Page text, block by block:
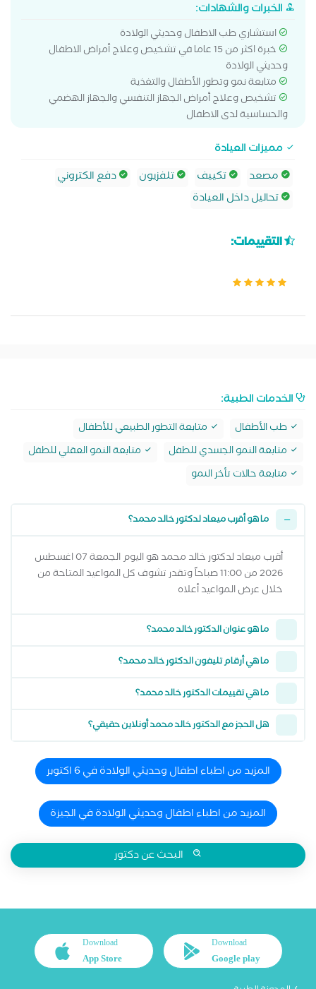
الخبرات والشهادات:
استشاري طب الاطفال وحديثي الولادة
خبرة اكثر من 15 عاما في تشخيص وعلاج أمراض الاطفال
وحديثي الولادة
متابعة نمو وتطور الأطفال والتغذية
تشخيص وعلاج أمراض الجهاز التنفسي والجهاز الهضمي
والحساسية لدى الاطفال
مميزات العيادة
مصعد
تكييف تلفزيون
دفع الكتروني
تحاليل داخل العيادة
التقييمات:
الخدمات الطبية:
طب الأطفال
متابعة التطور الطبيعي للأطفال
متابعة النمو الجسدي للطفل
متابعة النمو العقلي للطفل
متابعة حالات تأخر النمو
ما هو أقرب ميعاد لدكتور خالد محمد؟
أقرب ميعاد لدكتور خالد محمد هو اليوم الجمعة 07 اغسطس
2026 من 11:00 صباحاً وتقدر تشوف كل المواعيد المتاحة من
خلال عرض المواعيد أعلاه
ما هو عنوان الدكتور خالد محمد؟
ما هي أرقام تليفون الدكتور خالد محمد؟
ما هي تقييمات الدكتور خالد محمد؟
هل الحجز مع الدكتور خالد محمد أونلاين حقيقي؟
المزيد من اطباء اطفال وحديثي الولادة في 6 اكتوبر
المزيد من اطباء اطفال وحديثي الولادة في الجيزة
البحث عن دكتور
Download
Google play
Download
App Store